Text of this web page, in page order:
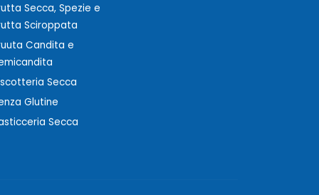
Secca, Spezie e
Sciroppata
Candita e
Secca
Glutine
Secca